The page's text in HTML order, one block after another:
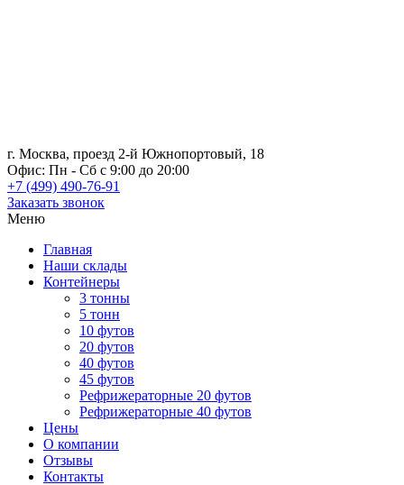
г. Москва, проезд 2-й Южнопортовый, 18
Офис: Пн - Сб с 9:00 до 20:00
+7 (499) 490-76-91
Заказать звонок
Меню
Главная
Наши склады
Контейнеры
3 тонны
5 тонн
10 футов
20 футов
40 футов
45 футов
Рефрижераторные 20 футов
Рефрижераторные 40 футов
Цены
О компании
Отзывы
Контакты